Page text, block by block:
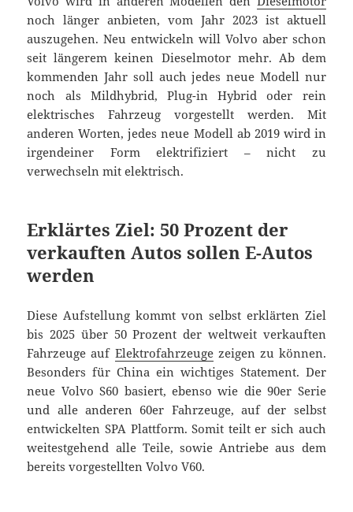
noch länger anbieten, vom Jahr 2023 ist aktuell
auszugehen. Neu entwickeln will Volvo aber schon
seit längerem keinen Dieselmotor mehr. Ab dem
kommenden Jahr soll auch jedes neue Modell nur
noch als Mildhybrid, Plug-in Hybrid oder rein
elektrisches Fahrzeug vorgestellt werden. Mit
anderen Worten, jedes neue Modell ab 2019 wird in
irgendeiner Form elektrifiziert – nicht zu
verwechseln mit elektrisch.
Erklärtes Ziel: 50 Prozent der
verkauften Autos sollen E-Autos
werden
Diese Aufstellung kommt von selbst erklärten Ziel
bis 2025 über 50 Prozent der weltweit verkauften
Fahrzeuge auf Elektrofahrzeugezeigen zu können.
Besonders für China ein wichtiges Statement. Der
neue Volvo S60 basiert, ebenso wie die 90er Serie
und alle anderen 60er Fahrzeuge, auf der selbst
entwickelten SPA Plattform. Somit teilt er sich auch
weitestgehend alle Teile, sowie Antriebe aus dem
bereits vorgestellten Volvo V60.